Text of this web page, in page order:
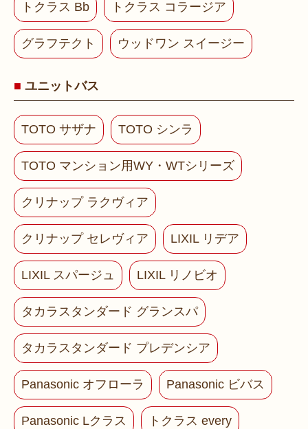
トクラス Bb トクラス コラージア
グラフテクト ウッドワン スイージー
ユニットバス
TOTO サザナ TOTO シンラ
TOTO マンション用WY・WTシリーズ
クリナップ ラクヴィア
クリナップ セレヴィア LIXIL リデア
LIXIL スパージュ LIXIL リノビオ
タカラスタンダード グランスパ
タカラスタンダード プレデンシア
Panasonic オフローラ Panasonic ビバス
Panasonic Lクラス トクラス every